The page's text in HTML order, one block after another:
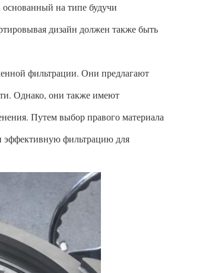
на типе будучи
дизайн должен также быть
фильтрации. Они предлагают
Однако, они также имеют
Путем выбор правого материала
эффективную фильтрацию для